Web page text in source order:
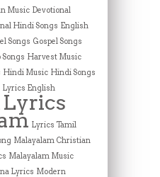
Music Devotional
Hindi Songs English
Songs Gospel Songs
Harvest Music
Hindi Music Hindi Songs
Lyrics English
Lyrics
Lyrics Tamil
Malayalam Christian
Malayalam Music
Lyrics Modern